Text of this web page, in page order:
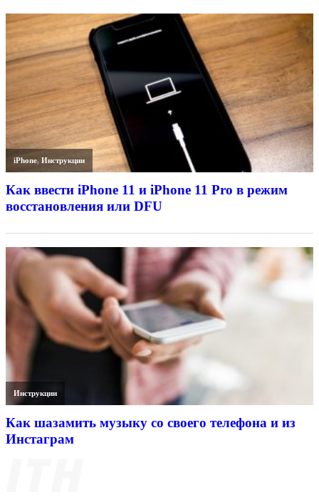
iPhone,Инструкции
Как ввести iPhone 11 и iPhone 11 Pro в режим
восстановления или DFU
Инструкции
Как шазамить музыку со своего телефона и из
Инстаграм